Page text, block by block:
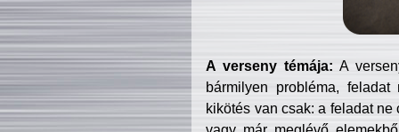
A verseny témája: A
bármilyen probléma, feladat
kikötés van csak: a feladat